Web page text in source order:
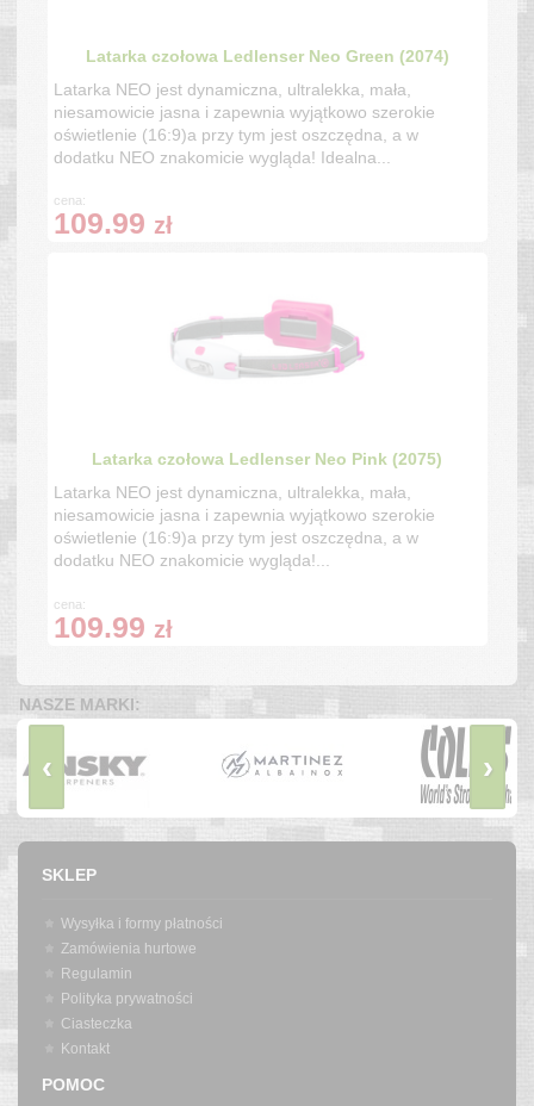
Latarka czołowa Ledlenser Neo Green (2074)
Latarka NEO jest dynamiczna, ultralekka, mała,
niesamowicie jasna i zapewnia wyjątkowo szerokie
oświetlenie (16:9)a przy tym jest oszczędna, a w
dodatku NEO znakomicie wygląda! Idealna...
cena:
109.99 zł
Latarka czołowa Ledlenser Neo Pink (2075)
Latarka NEO jest dynamiczna, ultralekka, mała,
niesamowicie jasna i zapewnia wyjątkowo szerokie
oświetlenie (16:9)a przy tym jest oszczędna, a w
dodatku NEO znakomicie wygląda!...
cena:
109.99 zł
NASZE MARKI:
‹ ›
SKLEP
Wysyłka i formy płatności
Zamówienia hurtowe
Regulamin
Polityka prywatności
Ciasteczka
Kontakt
POMOC